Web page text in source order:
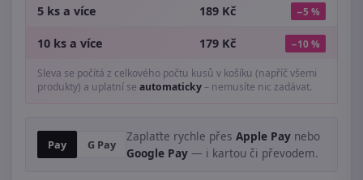
5 ks a více 189 Kč −5 %
10 ks a více 179 Kč −10 %
Sleva se počítá z celkového počtu kusů v košíku (napříč všemi
produkty) a uplatní se automaticky– nemusíte nic zadávat.
Pay G Pay
Zaplaťte rychle přes Apple Pay nebo
Google Pay — i kartou či převodem.